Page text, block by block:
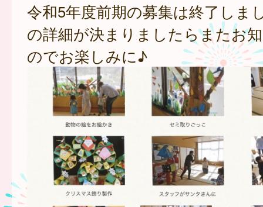
令和5年度前期の募集は終了しま
の詳細が決まりましたらまたお
のでお楽しみに♪